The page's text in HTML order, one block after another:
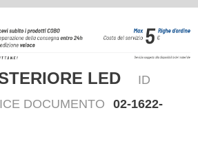
LED
ID
DOCUMENTO
02-1622-